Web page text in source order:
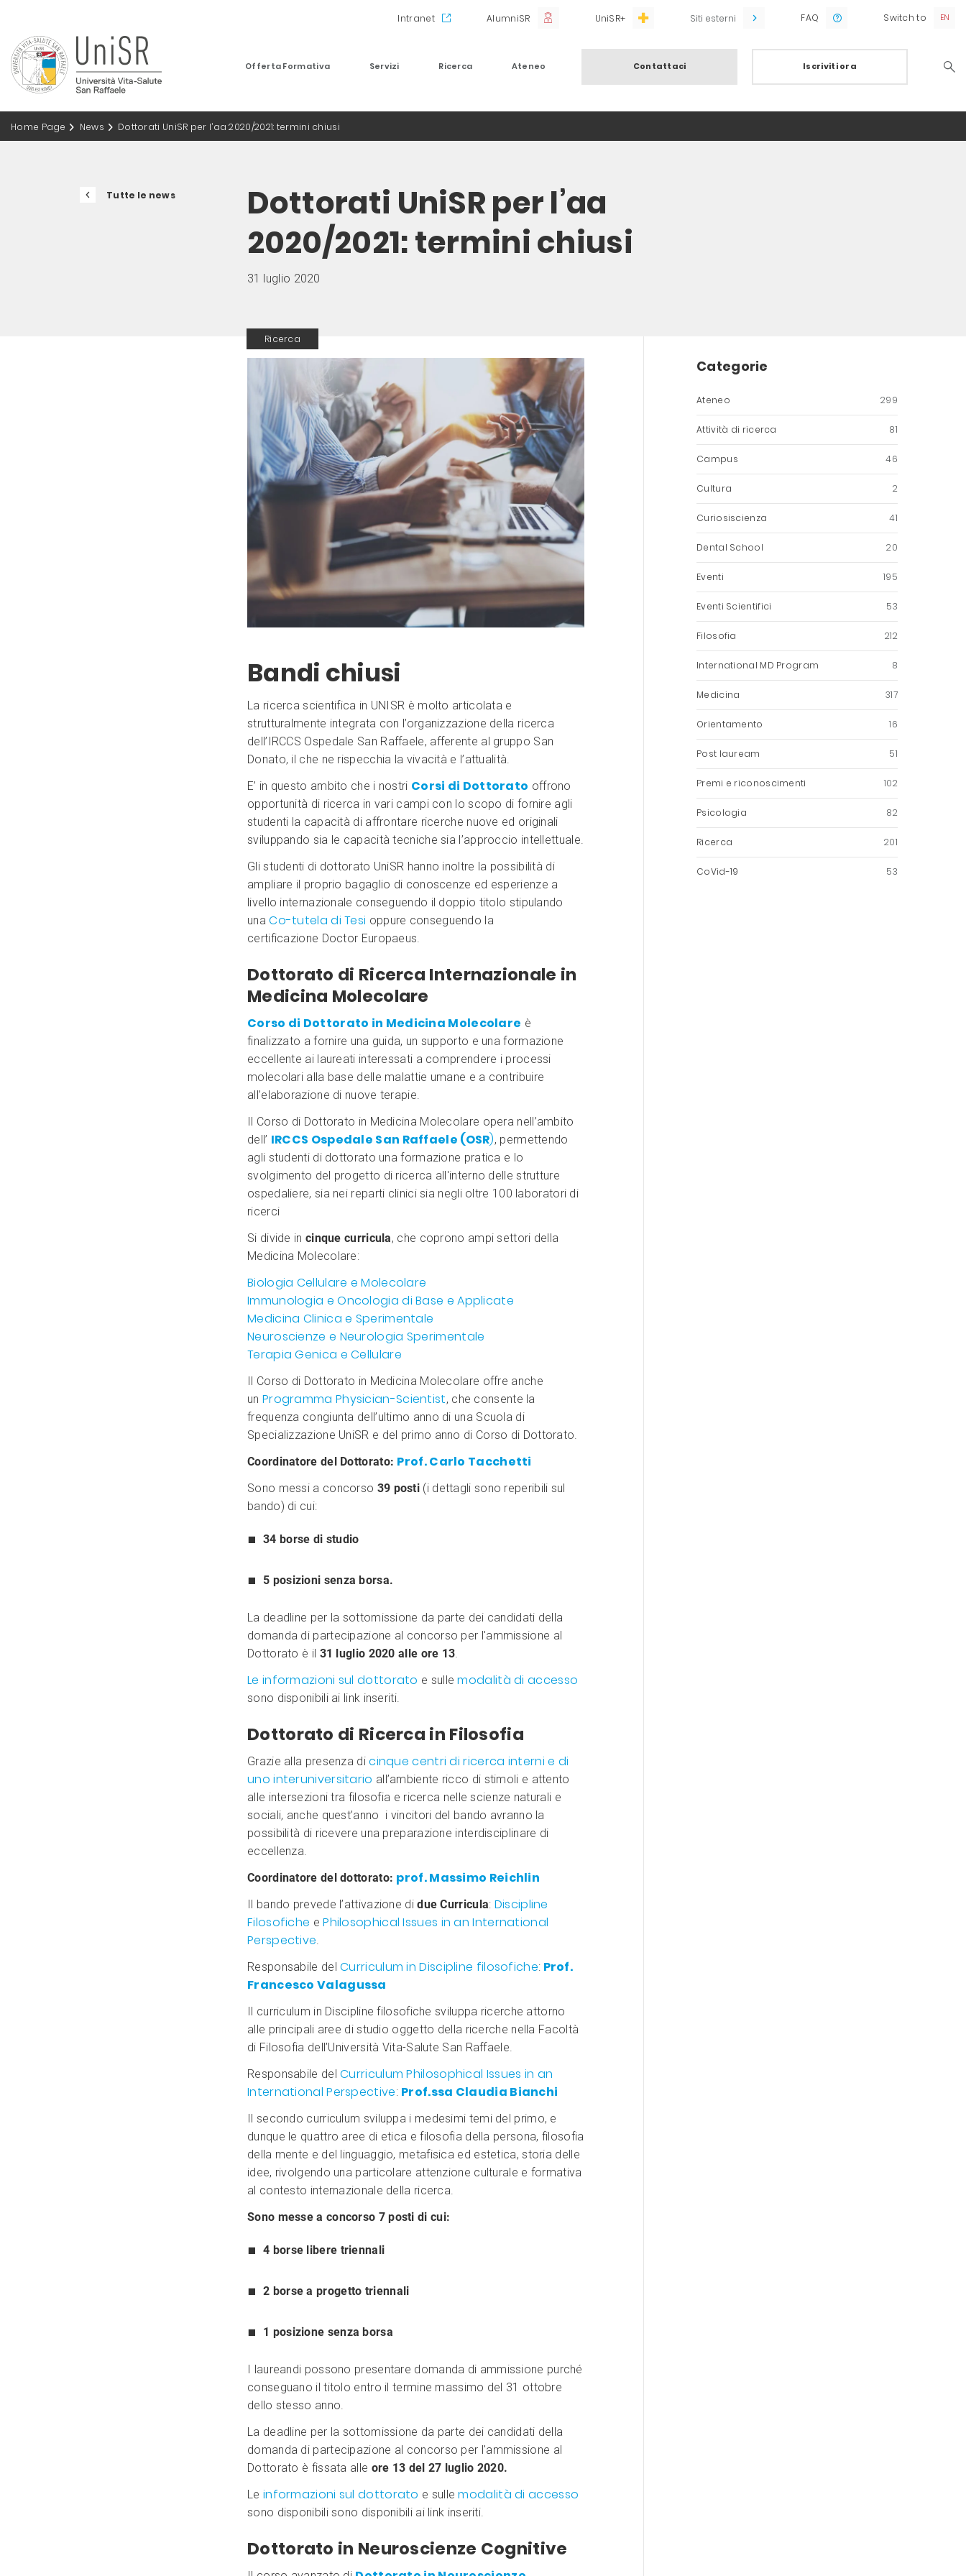
Intranet AlumniSR UniSR+ Siti esterni FAQ Switch to
Offerta Formativa Servizi Ricerca Ateneo Contattaci Iscriviti ora
Home Page News Dottorati UniSR per l’aa 2020/2021: termini chiusi
Tutte le news
Dottorati UniSR per l’aa
2020/2021: termini chiusi
31 luglio 2020
Ricerca
Bandi chiusi
La ricerca scientifica in UNISR è molto articolata e
strutturalmente integrata con l’organizzazione della ricerca
dell’IRCCS Ospedale San Raffaele, afferente al gruppo San
Donato, il che ne rispecchia la vivacità e l’attualità.
E’ in questo ambito che i nostri Corsi di Dottorato offrono
opportunità di ricerca in vari campi con lo scopo di fornire agli
studenti la capacità di affrontare ricerche nuove ed originali
sviluppando sia le capacità tecniche sia l’approccio intellettuale.
Gli studenti di dottorato UniSR hanno inoltre la possibilità di
ampliare il proprio bagaglio di conoscenze ed esperienze a
livello internazionale conseguendo il doppio titolo stipulando
unaCo-tutela di Tesi oppure conseguendo la
certificazione Doctor Europaeus.
Dottorato di Ricerca Internazionale in
Medicina Molecolare
Corso di Dottorato in Medicina Molecolare è
finalizzato a fornire una guida, un supporto e una formazione
eccellente ai laureati interessati a comprendere i processi
molecolari alla base delle malattie umane e a contribuire
all’elaborazione di nuove terapie.
Il Corso di Dottorato in Medicina Molecolare opera nell’ambito
dell’ IRCCS Ospedale San Raffaele (OSR), permettendo
agli studenti di dottorato una formazione pratica e lo
svolgimento del progetto di ricerca all'interno delle strutture
ospedaliere, sia nei reparti clinici sia negli oltre 100 laboratori di
ricerci
Si divide in cinque curricula, che coprono ampi settori della
Medicina Molecolare:
Biologia Cellulare e Molecolare
Immunologia e Oncologia di Base e Applicate
Medicina Clinica e Sperimentale
Neuroscienze e Neurologia Sperimentale
Terapia Genica e Cellulare
Il Corso di Dottorato in Medicina Molecolare offre anche
un Programma Physician-Scientist, che consente la
frequenza congiunta dell’ultimo anno di una Scuola di
Specializzazione UniSR e del primo anno di Corso di Dottorato.
Coordinatore del Dottorato: Prof. Carlo Tacchetti
Sono messi a concorso 39 posti (i dettagli sono reperibili sul
bando) di cui:
34 borse di studio
5 posizioni senza borsa.
La deadline per la sottomissione da parte dei candidati della
domanda di partecipazione al concorso per l'ammissione al
Dottorato è il 31 luglio 2020 alle ore 13.
Le informazioni sul dottorato e sulle modalità di accesso
sono disponibili ai link inseriti.
Dottorato di Ricerca in Filosofia
Grazie alla presenza dicinque centri di ricerca interni e di
uno interuniversitario all’ambiente ricco di stimoli e attento
alle intersezioni tra filosofia e ricerca nelle scienze naturali e
sociali, anche quest’anno i vincitori del bando avranno la
possibilità di ricevere una preparazione interdisciplinare di
eccellenza.
Coordinatore del dottorato: prof. Massimo Reichlin
Il bando prevede l’attivazione didue Curricula: Discipline
Filosofiche ePhilosophical Issues in an International
Perspective.
Responsabile delCurriculum in Discipline filosofiche: Prof.
Francesco Valagussa
Il curriculum in Discipline filosofiche sviluppa ricerche attorno
alle principali aree di studio oggetto della ricerche nella Facoltà
di Filosofia dell’Università Vita-Salute San Raffaele.
Responsabile delCurriculum Philosophical Issues in an
International Perspective: Prof.ssa Claudia Bianchi
Il secondo curriculum sviluppa i medesimi temi del primo, e
dunque le quattro aree di etica e filosofia della persona, filosofia
della mente e del linguaggio, metafisica ed estetica, storia delle
idee, rivolgendo una particolare attenzione culturale e formativa
al contesto internazionale della ricerca.
Sono messe a concorso 7 posti di cui:
4 borse libere triennali
2 borse a progetto triennali
1 posizione senza borsa
I laureandi possono presentare domanda di ammissione purché
conseguano il titolo entro il termine massimo del 31 ottobre
dello stesso anno.
La deadline per la sottomissione da parte dei candidati della
domanda di partecipazione al concorso per l'ammissione al
Dottorato è fissata alle ore 13 del 27 luglio 2020.
Le informazioni sul dottorato e sullemodalità di accesso
sono disponibili sono disponibili ai link inseriti.
Dottorato in Neuroscienze Cognitive
Categorie
Ateneo 299
Attività di ricerca 81
Campus 46
Cultura 2
Curiosiscienza 41
Dental School 20
Eventi 195
Eventi Scientifici 53
Filosofia 212
International MD Program 8
Medicina 317
Orientamento 16
Post lauream 51
Premi e riconoscimenti 102
Psicologia 82
Ricerca 201
CoVid-19 53